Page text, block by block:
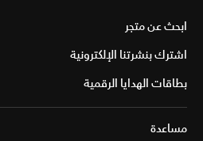
ابحث عن متجر
اشترك بنشرتنا الإلكترونية
بطاقات الهدايا الرقمية
مساعدة